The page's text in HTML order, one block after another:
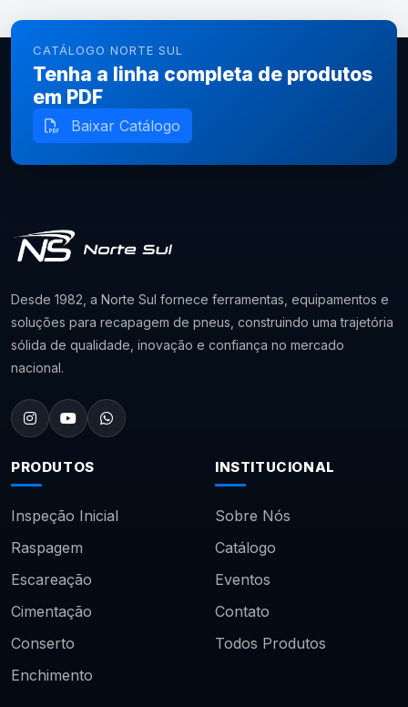
CATÁLOGO NORTE SUL
Tenha a linha completa de produtos
em PDF
Baixar Catálogo
Desde 1982, a Norte Sul fornece ferramentas, equipamentos e
soluções para recapagem de pneus, construindo uma trajetória
sólida de qualidade, inovação e confiança no mercado
nacional.
PRODUTOS
Inspeção Inicial
Raspagem
Escareação
Cimentação
Conserto
Enchimento
INSTITUCIONAL
Sobre Nós
Catálogo
Eventos
Contato
Todos Produtos